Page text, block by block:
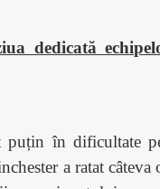
dedicată
puțin în dificultate
a ratat câteva